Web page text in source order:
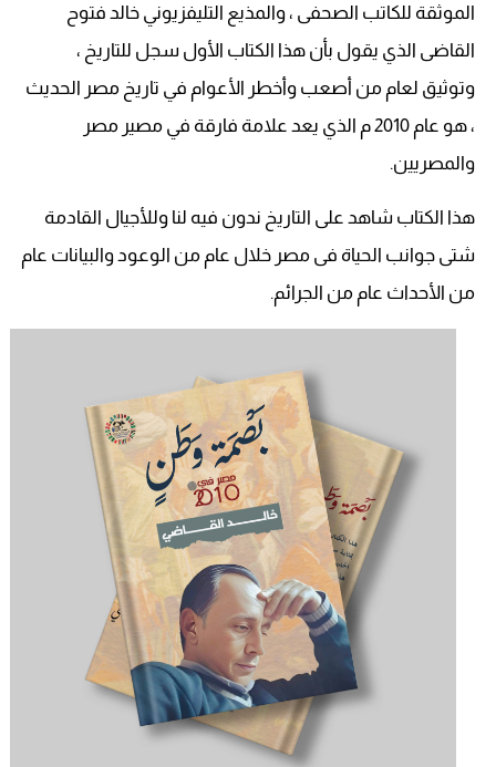
الموثقة للكاتب الصحفى ، والمذيع التليفزيوني خالد فتوح
القاضى الذي يقول بأن هذا الكتاب الأول سجل للتاريخ ،
وتوثيق لعام من أصعب وأخطر الأعوام في تاريخ مصر الحديث
، هو عام 2010 م الذي يعد علامة فارقة في مصير مصر
والمصريين.
هذا الكتاب شاهد على التاريخ ندون فيه لنا وللأجيال القادمة
شتى جوانب الحياة فى مصر خلال عام من الوعود والبيانات عام
من الأحداث عام من الجرائم.